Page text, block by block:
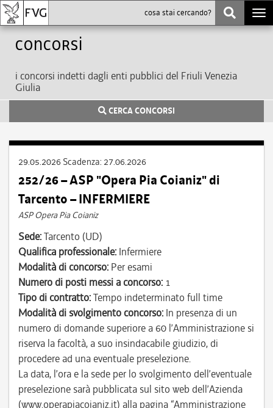
Concorsi
i concorsi indetti dagli enti pubblici del Friuli Venezia
Giulia
CERCA CONCORSI
29.05.2026 Scadenza: 27.06.2026
252/26 – ASP "Opera Pia Coianiz" di
Tarcento – INFERMIERE
ASP Opera Pia Coianiz
Sede:Tarcento (UD)
Qualifica professionale: Infermiere
Modalità di concorso: Per esami
Numero di posti messi a concorso: 1
Tipo di contratto:Tempo indeterminato full time
Modalità di svolgimento concorso: In presenza di un
numero di domande superiore a 60 l’Amministrazione si
riserva la facoltà, a suo insindacabile giudizio, di
procedere ad una eventuale preselezione.
La data, l’ora e la sede per lo svolgimento dell’eventuale
preselezione sarà pubblicata sul sito web dell’Azienda
(www.operapiacoianiz.it) alla pagina “Amministrazione